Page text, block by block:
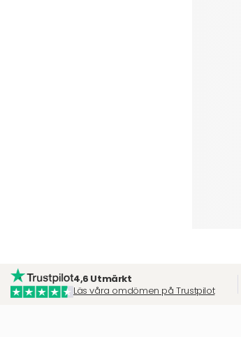
4,6 Utmärkt
Läs våra omdömen på Trustpilot